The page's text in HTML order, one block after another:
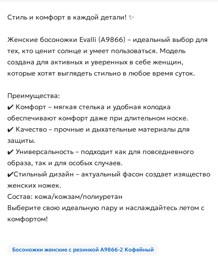
Стиль и комфорт в каждой детали! ✨
Женские босоножки Evalli (A9866) – идеальный выбор для
тех, кто ценит солнце и умеет пользоваться. Модель
создана для активных и уверенных в себе женщин,
которые хотят выглядеть стильно в любое время суток.
Преимущества:
✔️ Комфорт – мягкая стелька и удобная колодка
обеспечивают комфорт даже при длительном носке.
✔️ Качество – прочные и дыхательные материалы для
защиты.
✔️ Универсальность – подходит как для повседневного
образа, так и для особых случаев.
✔️Стильный дизайн – актуальный фасон создает изящество
женских ножек.
Состав: кожа/кожзам/полиуретан
Выберите свою идеальную пару и наслаждайтесь летом с
комфортом!
Босоножки женские с резинкой A9866-2 Кофейный